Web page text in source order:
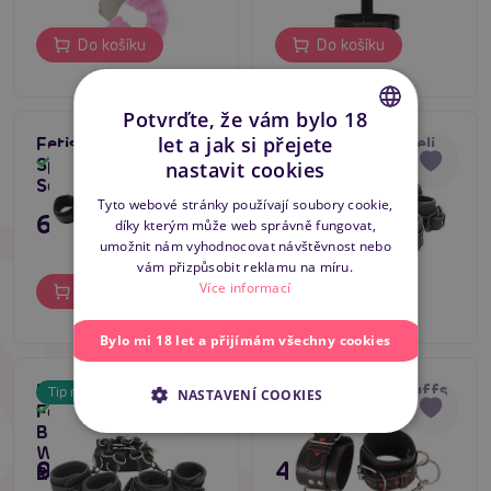
Do košíku Do košíku
Fetish Addict
Spreader Bar and
Soft Cuffs
695 Kč
Tip na dárek
Připoutání k posteli
Fetish Submissive
BED BINDING SET
Skladem
1 095 Kč
Tip na dárek
Připoutání k posteli
Fetish Submissive
BED BINDING SET
WITH ADJUSTABLE
RINGS
Skladem
995 Kč
Bad Kitty Handcuffs
449 Kč
ENGLISH
Potvrďte, že vám bylo 18
let a jak si přejete
nastavit cookies
Tyto webové stránky používají soubory cookie,
díky kterým může web správně fungovat,
umožnit nám vyhodnocovat návštěvnost nebo
vám přizpůsobit reklamu na míru.
Více informací
Bylo mi 18 let a přijímám všechny cookies
NASTAVENÍ COOKIES